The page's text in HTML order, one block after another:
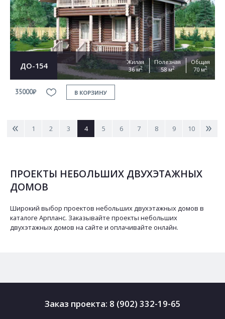
ДО-154
Жилая
36 м2
Полезная
58 м2
Общая
70 м2
35000₽ В КОРЗИНУ
< 1 2 3 4 5 6 7 8 9 10 >
ПРОЕКТЫ НЕБОЛЬШИХ ДВУХЭТАЖНЫХ
ДОМОВ
Широкий выбор проектов небольших двухэтажных домов в
каталоге Арпланс. Заказывайте проекты небольших
двухэтажных домов на сайте и оплачивайте онлайн.
Заказ проекта: 8 (902) 332-19-65